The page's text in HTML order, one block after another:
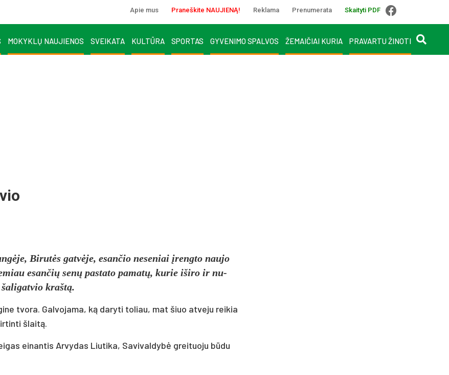
Apie mus Praneškite NAUJIENĄ! Reklama Prenumerata Skaityti PDF
MOKYKLŲ NAUJIENOS SVEIKATA KULTŪRA SPORTAS GYVENIMO SPALVOS ŽEMAIČIAI KURIA PRAVARTU ŽINOTI
Bi­ru­tės gat­vė­je, esan­čio ne­se­niai įreng­to nau­jo
esan­čių se­nų pa­sta­to pa­ma­tų, ku­rie iši­ro ir nu­
kraš­tą.
tvo­ra. Gal­vo­ja­ma, ką da­ry­ti to­liau, mat šiuo at­ve­ju rei­kia
šlai­tą.
ei­nan­tis Ar­vy­das Liu­ti­ka, Sa­vi­val­dy­bė grei­tuo­ju bū­du